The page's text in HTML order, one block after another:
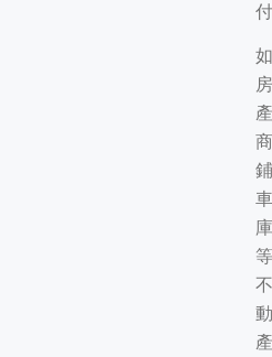
如
房
商
車
庫
等
不
動
產